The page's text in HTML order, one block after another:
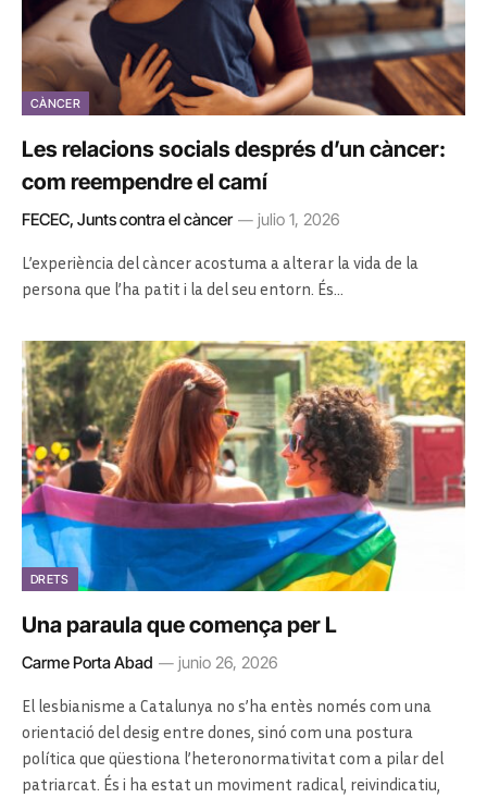
CÀNCER
Les relacions socials després d’un càncer:
com reempendre el camí
FECEC, Junts contra el càncer julio 1, 2026
L’experiència del càncer acostuma a alterar la vida de la
persona que l’ha patit i la del seu entorn. És…
DRETS
Una paraula que comença per L
Carme Porta Abad junio 26, 2026
El lesbianisme a Catalunya no s’ha entès només com una
orientació del desig entre dones, sinó com una postura
política que qüestiona l’heteronormativitat com a pilar del
patriarcat. És i ha estat un moviment radical, reivindicatiu,